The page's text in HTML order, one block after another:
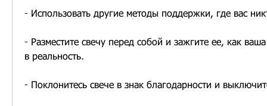
- Использовать другие методы поддержки, где вас
- Разместите свечу перед собой и зажгите ее, как
в реальность.
- Поклонитесь свече в знак благодарности и